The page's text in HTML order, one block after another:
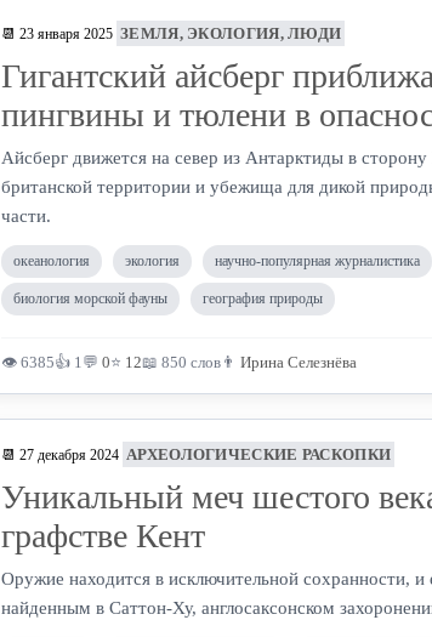
📆 23 января 2025 ЗЕМЛЯ, ЭКОЛОГИЯ, ЛЮДИ
Гигантский айсберг
пингвины и тюлени в
Айсберг движется на север из Антарктиды в
британской территории и убежища для дикой
части.
океанология экология научно-популярная журналистика
биология морской фауны география природы
👁 6385👍 1💬 0⭐ 12📖 850 слов 👨 Ирина Селезнёва
📆 27 декабря 2024 АРХЕОЛОГИЧЕСКИЕ РАСКОПКИ
Уникальный меч шестого
графстве Кент
Оружие находится в исключительной сохранности,
найденным в Саттон-Ху, англосаксонском